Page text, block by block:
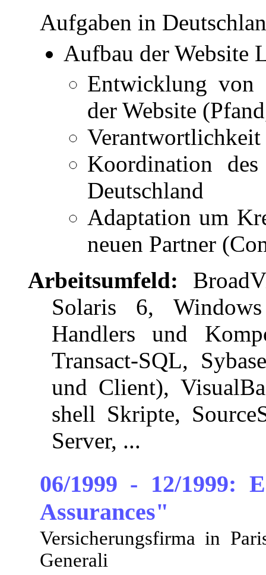
Aufgaben in
Aufbau der Website
Entwicklung von
der Website
Koordination
Deutschland
Adaptation um
neuen Partner
Arbeitsumfeld:
Solaris 6,
Handlers und
Transact-SQL,
und Client),
shell Skripte,
Server, ...
06/1999 - 12/1999:
Assurances"
Versicherungsfirma in
Generali